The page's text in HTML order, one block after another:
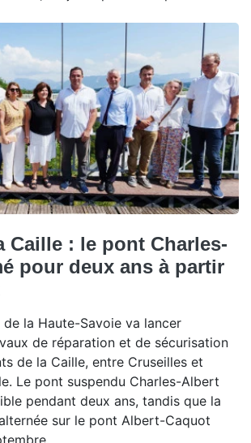
Caille : le pont Charles-
pour deux ans à partir
la Haute-Savoie va lancer
de réparation et de sécurisation
de la Caille, entre Cruseilles et
Le pont suspendu Charles-Albert
pendant deux ans, tandis que la
sur le pont Albert-Caquot